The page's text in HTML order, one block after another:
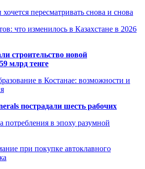
пересматривать снова и снова
что изменилось в Казахстане в 2026
строительство новой
млрд тенге
в Костанае: возможности и
пострадали шесть рабочих
потребления в эпоху разумной
при покупке автоклавного